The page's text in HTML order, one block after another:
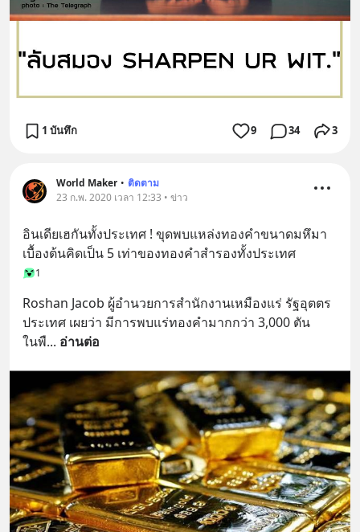
1 บันทึก 9 34 3
World Maker • ติดตาม
23 ก.พ. 2020 เวลา 12:33 • ข่าว
อินเดียเฮกันทั้งประเทศ ! ขุดพบแหล่งทองคำขนาดมหึมา
เบื้องต้นคิดเป็น 5 เท่าของทองคำสำรองทั้งประเทศ
1
Roshan Jacob ผู้อำนวยการสำนักงานเหมืองแร่ รัฐอุตตร
ประเทศ เผยว่า มีการพบแร่ทองคำมากกว่า 3,000 ตัน
ในพื... อ่านต่อ